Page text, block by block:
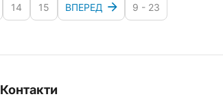
14 15 ВПЕРЕД 9 - 23
Контакти